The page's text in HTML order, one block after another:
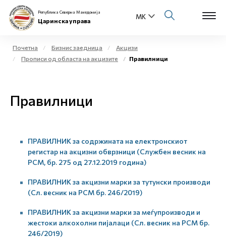
Физички лица
Е-Царина
Е-Весник
Република Северна Македонија
Царинска управа
Почетна Бизнис заедница
Акцизи
Прописи од областа на акцизите
Правилници
Правилници
ПРАВИЛНИК за содржината на електронскиот
регистар на акцизни обврзници (Службен весник на
РСМ, бр. 275 од 27.12.2019 година)
ПРАВИЛНИК за акцизни марки за тутунски производи
(Сл. весник на РСМ бр. 246/2019)
ПРАВИЛНИК за акцизни марки за меѓупроизводи и
жестоки алкохолни пијалаци (Сл. весник на РСМ бр.
246/2019)